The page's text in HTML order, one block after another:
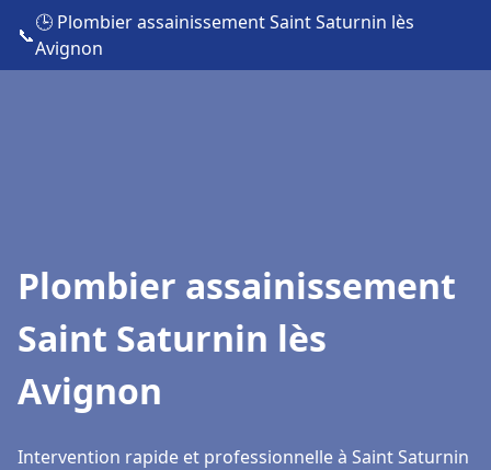
📞
🕒 Plombier assainissement Saint Saturnin lès
Avignon
Plombier assainissement
Saint Saturnin lès
Avignon
Intervention rapide et professionnelle à Saint Saturnin